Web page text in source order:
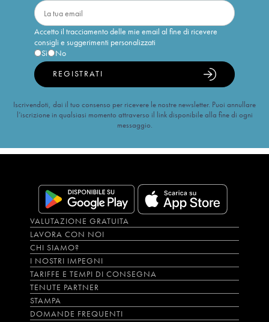
Accetto il tracciamento delle mie email al fine di ricevere
consigli e suggerimenti personalizzati
Sì
No
REGISTRATI
Iscrivendoti, dai il tuo consenso per ricevere le nostre newsletter. Puoi annullare
l’iscrizione in qualsiasi momento attraverso il link disponibile alla fine di ogni
messaggio.
VALUTAZIONE GRATUITA
LAVORA CON NOI
CHI SIAMO?
I NOSTRI IMPEGNI
TARIFFE E TEMPI DI CONSEGNA
TENUTE PARTNER
STAMPA
DOMANDE FREQUENTI